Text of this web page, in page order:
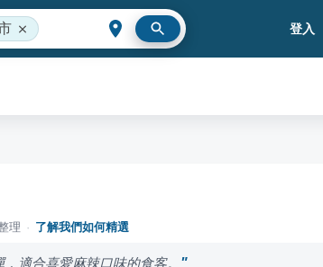
登入
理 · 了解我們如何精選
適合喜愛麻辣口味的食客。